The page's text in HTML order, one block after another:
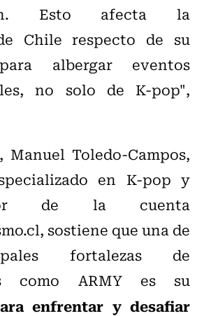
Esto afecta la
Chile respecto de su
albergar eventos
no solo de K-pop",
Toledo-Campos,
en K-pop y
de la cuenta
sostiene que una de
fortalezas de
como ARMY es su
enfrentar y desafiar